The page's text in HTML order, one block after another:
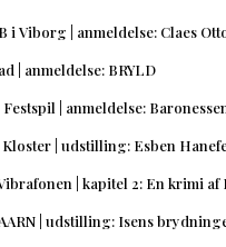
i Viborg | anmeldelse: Claes
| anmeldelse: BRYLD
| anmeldelse:
| udstilling: Esben
| kapitel 2: En krimi af
| udstilling: Isens